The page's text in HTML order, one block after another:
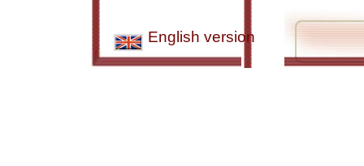
English version